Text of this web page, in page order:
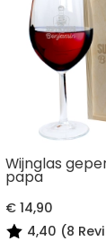
Wijnglas
papa
€ 14,90
4,40 (8